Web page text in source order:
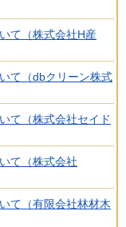
て（株式会社H産
て（dbクリーン株式
て（株式会社セイド
て（株式会社
て（有限会社林材木